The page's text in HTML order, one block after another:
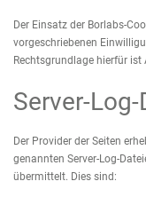
Der Einsatz der Borlabs-
vorgeschriebenen
Rechtsgrundlage hierfür ist
Server-
Der Provider der Seiten
genannten Server-Log-
übermittelt. Dies sind: